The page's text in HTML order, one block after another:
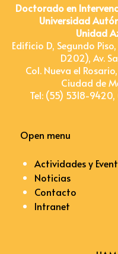
Doctorado en
Universidad
Unidad
Edificio D, Segundo
D202), Av.
Col. Nueva el
Ciudad de
Tel: (55) 5318-
Open menu
Actividades y
Noticias
Contacto
Intranet